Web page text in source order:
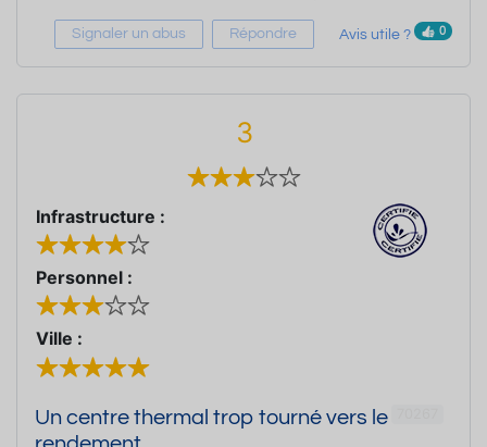
Signaler un abus Répondre Avis utile ? 0
3
Infrastructure :
Personnel :
Ville :
Un centre thermal trop tourné vers le